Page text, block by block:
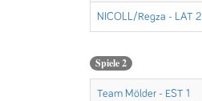
NICOLL/Regza - LAT 2
Spiele 2
Team Mölder - EST 1